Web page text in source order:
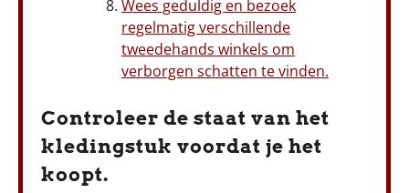
Wees geduldig en bezoek
regelmatig verschillende
tweedehands winkels om
verborgen schatten te vinden.
Controleer de staat van het
kledingstuk voordat je het
koopt.